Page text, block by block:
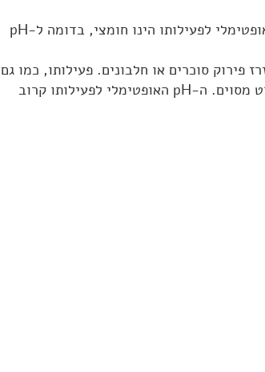
האנזים פפסין מזרז פירוק חלבונים ה- pH האופטימלי לפעילותו הינו חומצי, בדומה ל-pH
פירוק סוכרים או חלבונים. פעילותו, כמו גם
פעילותם של כל האנזימים, ייחודית לסובסטרט מסוים. ה-pH האופטימלי לפעילותו קרוב